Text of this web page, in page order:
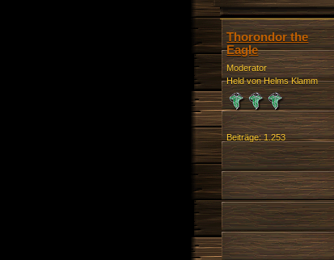
Thorondor the
Eagle
Moderator
Held von Helms Klamm
Beiträge: 1.253